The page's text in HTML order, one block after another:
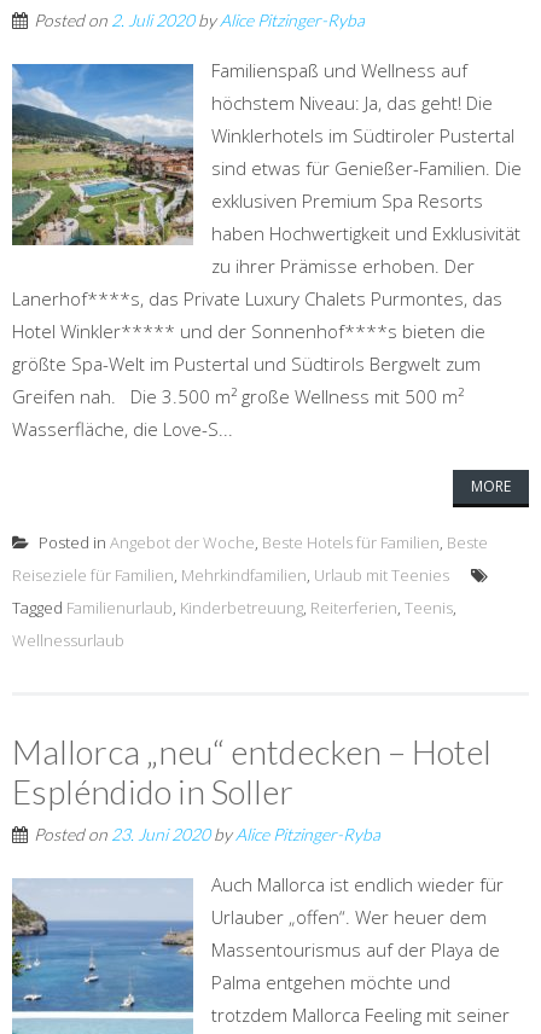
Posted on 2. Juli 2020byAlice Pitzinger-Ryba
Familienspaß und Wellness auf
höchstem Niveau: Ja, das geht! Die
Winklerhotels im Südtiroler Pustertal
sind etwas für Genießer-Familien. Die
exklusiven Premium Spa Resorts
haben Hochwertigkeit und Exklusivität
zu ihrer Prämisse erhoben. Der
Lanerhof****s, das Private Luxury Chalets Purmontes, das
Hotel Winkler***** und der Sonnenhof****s bieten die
größte Spa-Welt im Pustertal und Südtirols Bergwelt zum
Greifen nah. Die 3.500 m² große Wellness mit 500 m²
Wasserfläche, die Love-S...
MORE
Posted in Angebot der Woche, Beste Hotels für Familien, Beste
Reiseziele für Familien, Mehrkindfamilien, Urlaub mit Teenies
Tagged Familienurlaub, Kinderbetreuung, Reiterferien, Teenis,
Wellnessurlaub
Mallorca „neu“ entdecken – Hotel
Espléndido in Soller
Posted on 23. Juni 2020byAlice Pitzinger-Ryba
Auch Mallorca ist endlich wieder für
Urlauber „offen“. Wer heuer dem
Massentourismus auf der Playa de
Palma entgehen möchte und
trotzdem Mallorca Feeling mit seiner